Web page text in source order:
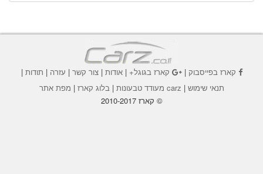
קארז בפייסבוק| קארז בגוגל+|אודות |צור קשר | עזרה | תודות |
תנאי שימוש | carz מעודד טבעונות | בלוג קארז | מפת אתר
© קארז 2010-2017